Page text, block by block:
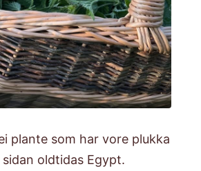
plante som har vore plukka
oldtidas Egypt.